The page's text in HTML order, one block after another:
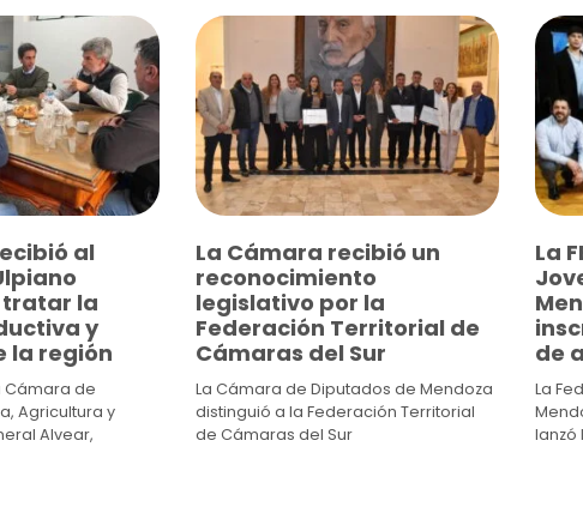
al
tratar la
y
la región
Cámara de
Agricultura y
Alvear,
La Cámara recibió un
reconocimiento
legislativo por la
Federación Territorial de
Cámaras del Sur
La Cámara de Diputados de Mendoza
distinguió a la Federación Territorial
de Cámaras del Sur
La
de
La
lanzó